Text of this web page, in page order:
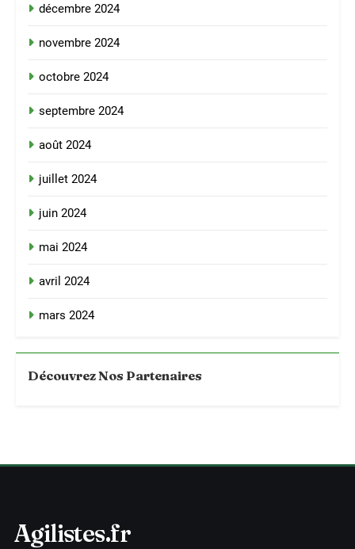
décembre 2024
novembre 2024
octobre 2024
septembre 2024
août 2024
juillet 2024
juin 2024
mai 2024
avril 2024
mars 2024
Découvrez Nos Partenaires
Agilistes.fr